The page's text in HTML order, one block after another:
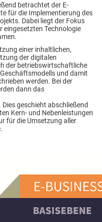
betrachtet der E-
für die Implementierung des
Dabei liegt der Fokus
eingesetzten Technologie
einer inhaltlichen,
der digitalen
der betriebswirtschaftliche
und damit
werden. Bei der
dann das
geschieht abschließend
Kern- und Nebenleistungen
für die Umsetzung aller